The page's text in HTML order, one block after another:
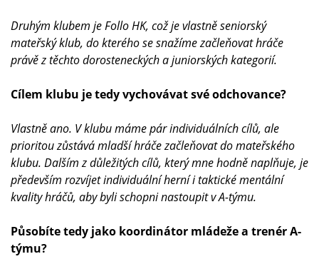
Druhým klubem je Follo HK, což je vlastně seniorský
mateřský klub, do kterého se snažíme začleňovat hráče
právě z těchto dorosteneckých a juniorských kategorií.
Cílem klubu je tedy vychovávat své odchovance?
Vlastně ano. V klubu máme pár individuálních cílů, ale
prioritou zůstává mladší hráče začleňovat do mateřského
klubu. Dalším z důležitých cílů, který mne hodně naplňuje, je
především rozvíjet individuální herní i taktické mentální
kvality hráčů, aby byli schopni nastoupit v A-týmu.
Působíte tedy jako koordinátor mládeže a trenér A-
týmu?